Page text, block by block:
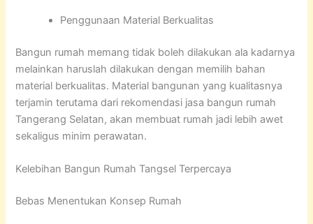
Penggunaan Material Berkualitas
Bangun rumah memang tidak boleh dilakukan ala kadarnya
melainkan haruslah dilakukan dengan memilih bahan
material berkualitas. Material bangunan yang kualitasnya
terjamin terutama dari rekomendasi jasa bangun rumah
Tangerang Selatan, akan membuat rumah jadi lebih awet
sekaligus minim perawatan.
Kelebihan Bangun Rumah Tangsel Terpercaya
Bebas Menentukan Konsep Rumah